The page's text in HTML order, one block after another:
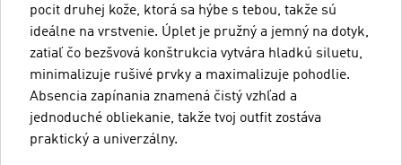
pocit druhej kože, ktorá sa hýbe s tebou, takže sú
ideálne na vrstvenie. Úplet je pružný a jemný na dotyk,
zatiaľ čo bezšvová konštrukcia vytvára hladkú siluetu,
minimalizuje rušivé prvky a maximalizuje pohodlie.
Absencia zapínania znamená čistý vzhľad a
jednoduché obliekanie, takže tvoj outfit zostáva
praktický a univerzálny.